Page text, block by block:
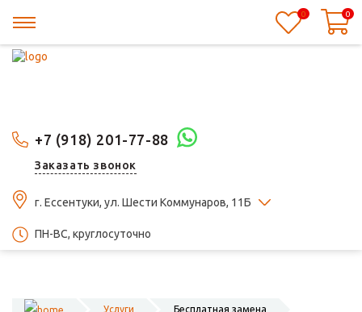
+7 (918) 201-77-88
Заказать звонок
г. Ессентуки, ул. Шести Коммунаров, 11Б
ПН-ВС, круглосуточно
0 0
Услуги Бесплатная замена